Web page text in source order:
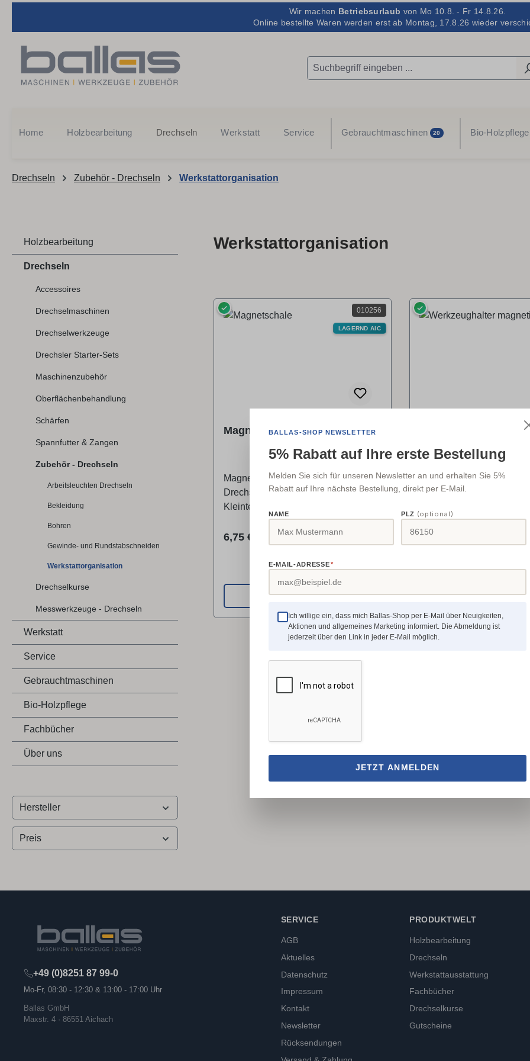
Wir machen Betriebsurlaub von Mo 10.8. - Fr 14.8.26.
Online bestellte Waren werden erst ab Montag, 17.8.26 wieder
Home Holzbearbeitung Drechseln Werkstatt Service Gebrauchtmaschinen 20 Bio-Holzpflege
Drechseln Zubehör - Drechseln Werkstattorganisation
Holzbearbeitung
Drechseln
Accessoires
Drechselmaschinen
Drechselwerkzeuge
Drechsler Starter-Sets
Maschinenzubehör
Oberflächenbehandlung
Schärfen
Spannfutter & Zangen
Zubehör - Drechseln
Arbeitsleuchten Drechseln
Bekleidung
Bohren
Gewinde- und Rundstabschneiden
Werkstattorganisation
Drechselkurse
Messwerkzeuge - Drechseln
Werkstatt
Service
Gebrauchtmaschinen
Bio-Holzpflege
Fachbücher
Über uns
Hersteller
Preis
Werkstattorganisation
010256
✓
LAGERND AIC
Magnetschale
Magnetisch. Einfach an Ihrer
Drechselmaschine befestigen und
Kleinteile darin ablegen! - So fallen
diese nicht zu Boden oder gehen
verloren.Durchmesser: 150 mmPreis
Regulärer Preis:
6,75 €
Details
✓
Werkzeughalter
Montieren Sie diesen
an der Wand, um
gerade nicht in
dort aufzubewahren. Auch
Aufbewahrung kleiner
350 mmAbgebildete
nicht im Lieferumfang
Regulärer Preis:
29,65 €
Details
BALLAS-SHOP NEWSLETTER
5% Rabatt auf Ihre erste Bestellung
Melden Sie sich für unseren Newsletter an und erhalten Sie 5%
Rabatt auf Ihre nächste Bestellung, direkt per E-Mail.
NAME PLZ (optional)
E-MAIL-ADRESSE*
Ich willige ein, dass mich Ballas-Shop per E-Mail über Neuigkeiten,
Aktionen und allgemeines Marketing informiert. Die Abmeldung ist
jederzeit über den Link in jeder E-Mail möglich.
JETZT ANMELDEN
+49 (0)8251 87 99-0
Mo-Fr, 08:30 - 12:30 & 13:00 - 17:00 Uhr
Ballas GmbH
Maxstr. 4 · 86551 Aichach
SERVICE
AGB
Aktuelles
Datenschutz
Impressum
Kontakt
Newsletter
Rücksendungen
PRODUKTWELT
Holzbearbeitung
Drechseln
Werkstattausstattung
Fachbücher
Drechselkurse
Gutscheine